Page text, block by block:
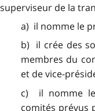
superviseur de la
a) il nomme le
b) il crée des
membres du
et de vice-
c) il nomme
comités prévus